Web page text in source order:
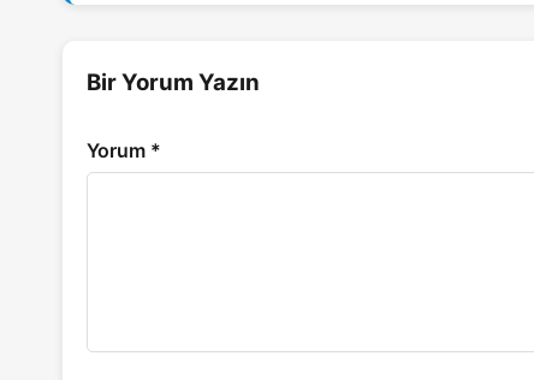
Bir Yorum Yazın
Yorum *